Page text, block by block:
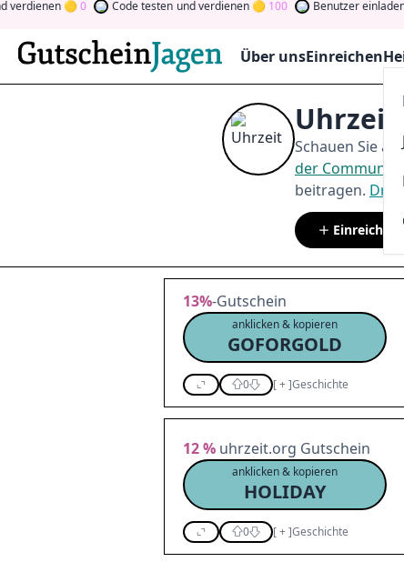
0 Code testen und verdienen 100 Benutzer einladen und
Über unsEinreichen
Uhrzeit
Schauen Sie
der Community
beitragen.
Einreichen
13%-Gutschein
anklicken & kopieren
GOFORGOLD
0 [+]Geschichte
12 % uhrzeit.org Gutschein
anklicken & kopieren
HOLIDAY
0 [+]Geschichte